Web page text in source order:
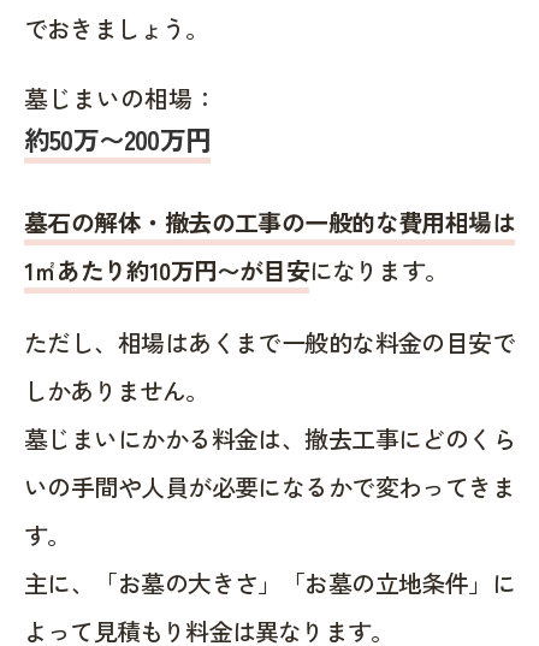
でおきましょう。
墓じまいの相場：
約50万〜200万円
墓石の解体・撤去の工事の一般的な費用相場は
1㎡あたり約10万円〜が目安になります。
ただし、相場はあくまで一般的な料金の目安で
しかありません。
墓じまいにかかる料金は、撤去工事にどのくら
いの手間や人員が必要になるかで変わってきま
す。
主に、「お墓の大きさ」「お墓の立地条件」に
よって見積もり料金は異なります。